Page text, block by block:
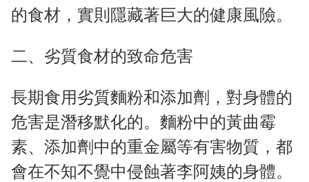
的食材，實則隱藏著巨大的健康風險。
二、劣質食材的致命危害
長期食用劣質麵粉和添加劑，對身體的
危害是潛移默化的。麵粉中的黃曲霉
素、添加劑中的重金屬等有害物質，都
會在不知不覺中侵蝕著李阿姨的身體。